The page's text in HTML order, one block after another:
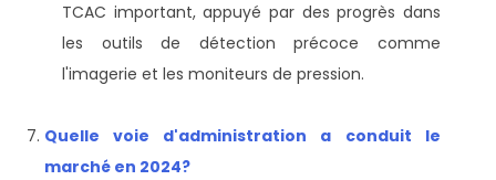
TCAC important, appuyé par des progrès dans
les outils de détection précoce comme
l'imagerie et les moniteurs de pression.
Quelle voie d'administration a conduit le
marché en 2024?